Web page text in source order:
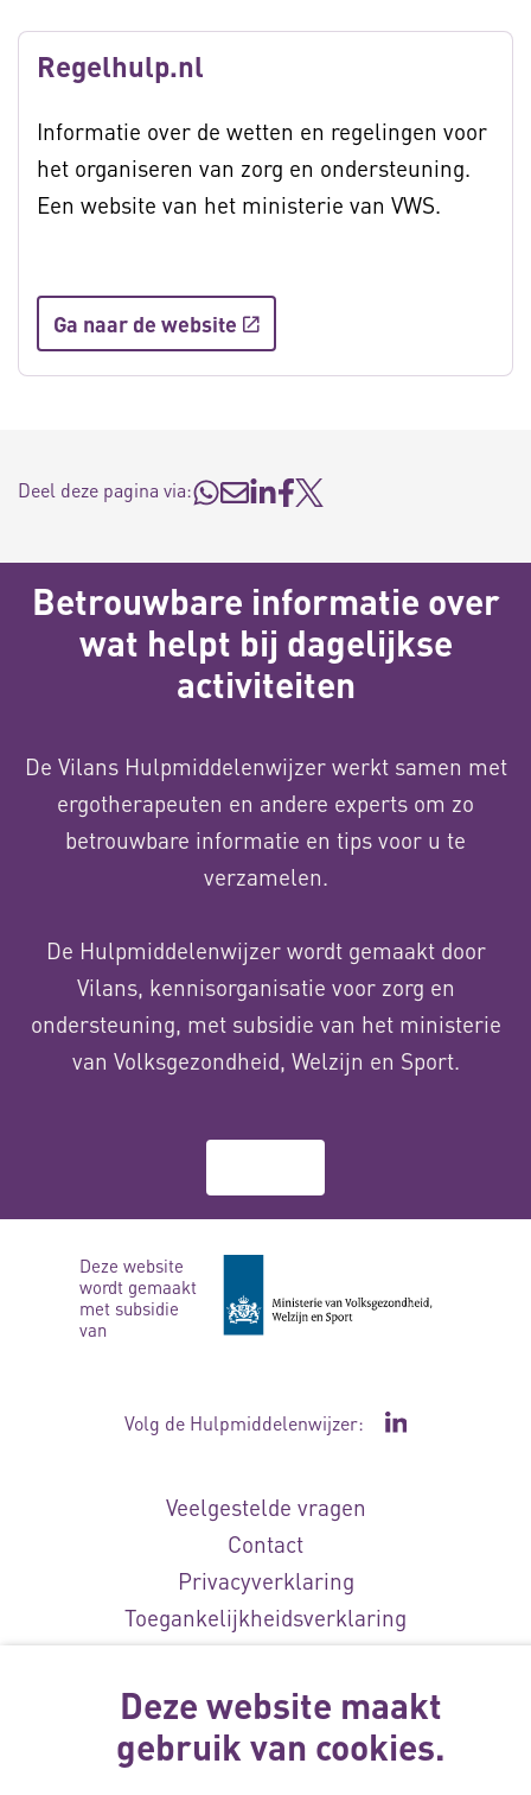
Regelhulp.nl
Informatie over de wetten en regelingen voor
het organiseren van zorg en ondersteuning.
Een website van het ministerie van VWS.
Ga naar de website
Deel deze pagina via:
Betrouwbare informatie over
wat helpt bij dagelijkse
activiteiten
De Vilans Hulpmiddelenwijzer werkt samen met
ergotherapeuten en andere experts om zo
betrouwbare informatie en tips voor u te
verzamelen.
De Hulpmiddelenwijzer wordt gemaakt door
Vilans, kennisorganisatie voor zorg en
ondersteuning, met subsidie van het ministerie
van Volksgezondheid, Welzijn en Sport.
Deze website
wordt gemaakt
met subsidie
van
Volg de Hulpmiddelenwijzer: Ga naar de
Veelgestelde vragen
Contact
Privacyverklaring
Toegankelijkheidsverklaring
Disclaimer
Cookie-instellingen
© Vilans, 2026
Deze website maakt
gebruik van cookies.